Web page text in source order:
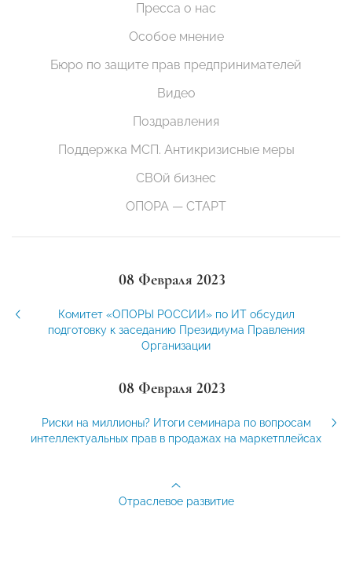
Пресса о нас
Особое мнение
Бюро по защите прав предпринимателей
Видео
Поздравления
Поддержка МСП. Антикризисные меры
СВОй бизнес
ОПОРА — СТАРТ
08 Февраля 2023
Комитет «ОПОРЫ РОССИИ» по ИТ обсудил
подготовку к заседанию Президиума Правления
Организации
08 Февраля 2023
Риски на миллионы? Итоги семинара по вопросам
интеллектуальных прав в продажах на маркетплейсах
Отраслевое развитие